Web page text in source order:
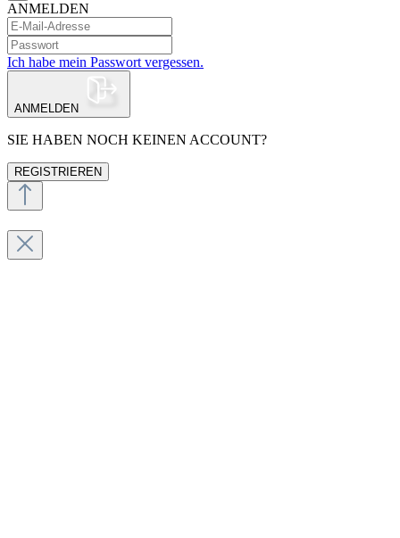
ANMELDEN
Ich habe mein Passwort vergessen.
ANMELDEN
SIE HABEN NOCH KEINEN ACCOUNT?
REGISTRIEREN